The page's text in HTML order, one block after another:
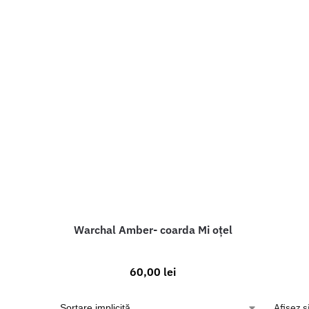
Warchal Amber- coarda Mi oțel
60,00 lei